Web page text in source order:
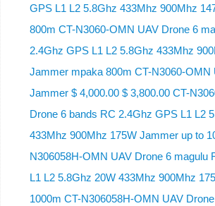
GPS L1 L2 5.8Ghz 433Mhz 900Mhz
800m CT-N3060-OMN UAV Drone 6
2.4Ghz GPS L1 L2 5.8Ghz 433Mhz
Jammer mpaka 800m CT-N3060-OMN
Jammer $ 4,000.00 $ 3,800.00 CT-
Drone 6 bands RC 2.4Ghz GPS L1 L2
433Mhz 900Mhz 175W Jammer up to
N306058H-OMN UAV Drone 6 magulu
L1 L2 5.8Ghz 20W 433Mhz 900Mhz
1000m CT-N306058H-OMN UAV